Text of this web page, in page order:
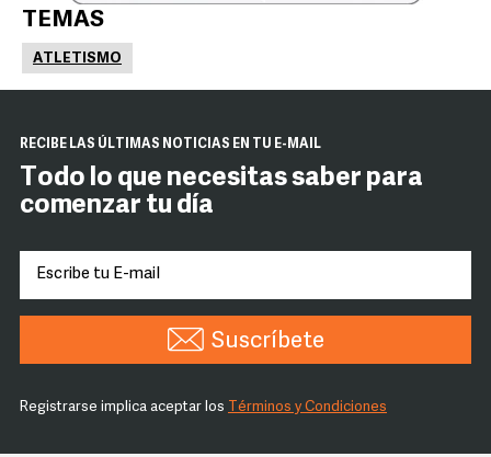
TEMAS
ATLETISMO
RECIBE LAS ÚLTIMAS NOTICIAS EN TU E-MAIL
Todo lo que necesitas saber para
comenzar tu día
Suscríbete
Registrarse implica aceptar los Términos y Condiciones